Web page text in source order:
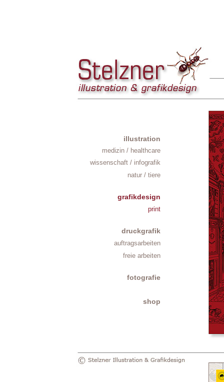
shop
fotografie
freie arbeiten
auftragsarbeiten
druckgrafik
print
grafikdesign
natur / tiere
wissenschaft / infografik
medizin / healthcare
illustration